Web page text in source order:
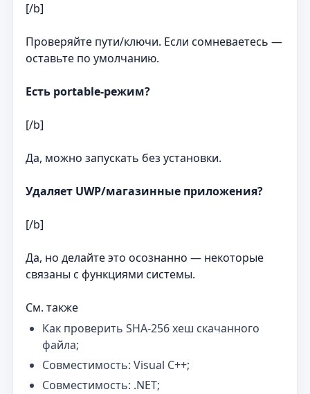
[/b]
Проверяйте пути/ключи. Если сомневаетесь —
оставьте по умолчанию.
Есть portable‑режим?
[/b]
Да, можно запускать без установки.
Удаляет UWP/магазинные приложения?
[/b]
Да, но делайте это осознанно — некоторые
связаны с функциями системы.
См. также
Как проверить SHA-256 хеш скачанного
файла;
Совместимость: Visual C++;
Совместимость: .NET;